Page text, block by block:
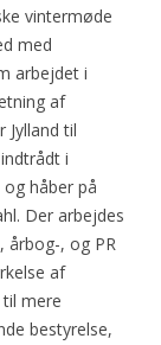
vintermøde
med
arbejdet i
af
Jylland til
i
håber på
Der arbejdes
årbog-, og PR
af
mere
bestyrelse,